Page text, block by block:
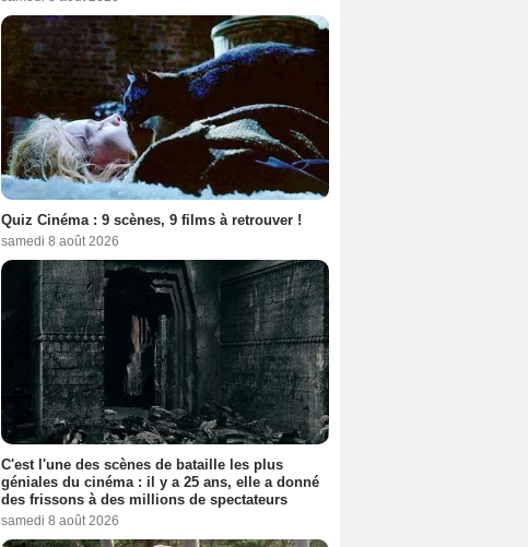
Quiz Cinéma : 9 scènes, 9 films à retrouver !
samedi 8 août 2026
C'est l'une des scènes de bataille les plus
géniales du cinéma : il y a 25 ans, elle a donné
des frissons à des millions de spectateurs
samedi 8 août 2026